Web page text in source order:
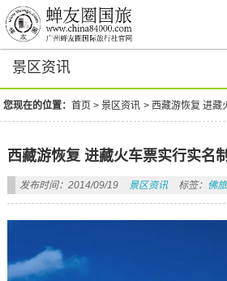
景区资讯
您现在的位置：首页 >景区资讯 > 西藏游恢复 进藏
西藏游恢复 进藏火车票实行实名
发布时间：2014/09/19 景区资讯 标签： 佛